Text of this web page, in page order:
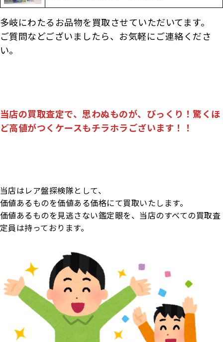
多岐にわたるお品物を買取させていただいてます。
ご質問などございましたら、お気軽にご連絡くださ
い。
当店の買取査定で、思わぬものが、びっくり！驚くほ
ど高値がつくケースもチラホラございます！！
当店はレア盤探検隊として、
価値あるものを価値ある価格にて買取いたします。
価値あるものを見逃さない鑑定眼を、当店のすべての買取査
定員は持っております。